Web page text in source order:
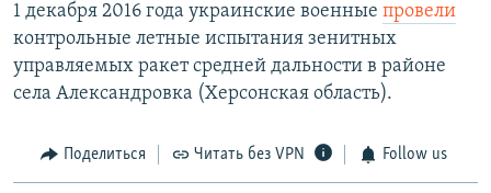
1 декабря 2016 года украинские военные провели
контрольные летные испытания зенитных
управляемых ракет средней дальности в районе
села Александровка (Херсонская область).
Поделиться Читать без VPN Follow us